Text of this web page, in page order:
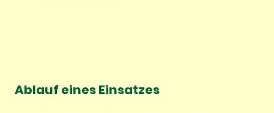
Ablauf eines Einsatzes